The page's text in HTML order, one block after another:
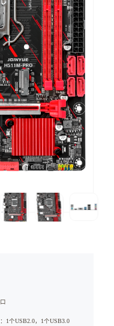
1个USB2.0，1个USB3.0